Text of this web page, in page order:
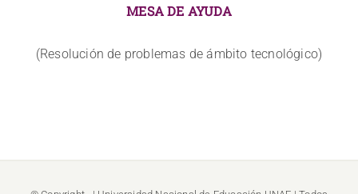
MESA DE AYUDA
(Resolución de problemas de ámbito tecnológico)